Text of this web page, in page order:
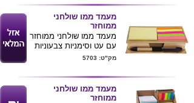
צבעונית מידות:
4.2*10.7*11.2
ניתן להדפיס לוגו ע"ג
המוצר
מעמד ממו שולחני
ממוחזר
מעמד ממו שולחני ממוחזר
עם עט וסימניות צבעוניות
מק"ט: 5703
מעמד ממו שולחני
ממוחזר